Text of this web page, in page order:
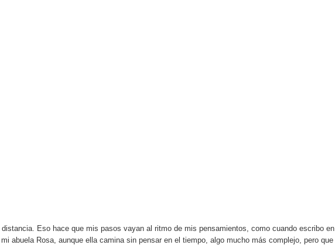
Eso hace que mis pasos vayan al ritmo de mis pensamientos, como cuando escribo en
abuela Rosa, aunque ella camina sin pensar en el tiempo, algo mucho más complejo, pero que